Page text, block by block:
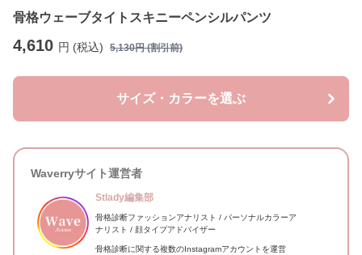
骨格ウェーブタイトスキニーペンシルパンツ
4,610 円 (税込) 5,130円 (割引前)
サイズ・カラーを選ぶ
Waverryサイト運営者
Stlady編集部
骨格診断ファッションアナリスト / パーソナルカラーア
ナリスト / 顔タイプアドバイザー
骨格診断に関する複数のInstagramアカウントを運営